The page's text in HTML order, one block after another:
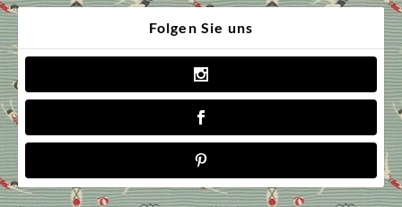
Folgen Sie uns